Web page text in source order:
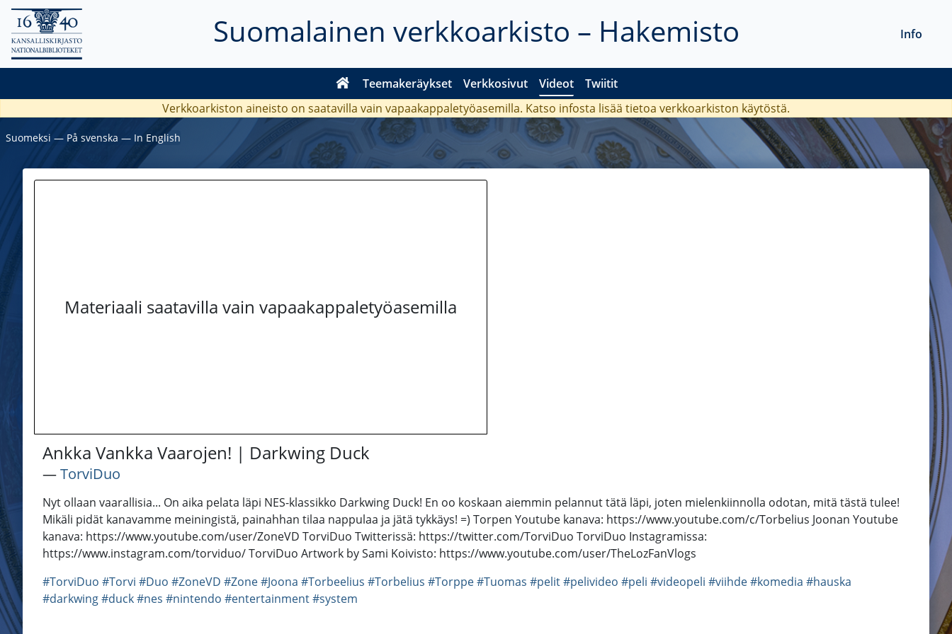
Suomalainen verkkoarkisto – Hakemisto
Teemakeräykset Verkkosivut Videot Twiitit
Info
Verkkoarkiston aineisto on saatavilla vain vapaakappaletyöasemilla. Katso infosta lisää tietoa verkkoarkiston käytöstä.
Suomeksi ― På svenska ― In English
Materiaali saatavilla vain vapaakappaletyöasemilla
Ankka Vankka Vaarojen! | Darkwing Duck
―TorviDuo
Nyt ollaan vaarallisia... On aika pelata läpi NES-klassikko Darkwing Duck! En oo koskaan aiemmin pelannut tätä läpi, joten mielenkiinnolla odotan, mitä tästä tulee!
Mikäli pidät kanavamme meiningistä, painahhan tilaa nappulaa ja jätä tykkäys! =) Torpen Youtube kanava: https://www.youtube.com/c/Torbelius Joonan Youtube
kanava: https://www.youtube.com/user/ZoneVD TorviDuo Twitterissä: https://twitter.com/TorviDuo TorviDuo Instagramissa:
https://www.instagram.com/torviduo/ TorviDuo Artwork by Sami Koivisto: https://www.youtube.com/user/TheLozFanVlogs
#TorviDuo #Torvi #Duo #ZoneVD #Zone#Joona #Torbeelius #Torbelius #Torppe#Tuomas #pelit#pelivideo #peli #videopeli #viihde#komedia #hauska
#darkwing#duck#nes #nintendo #entertainment#system